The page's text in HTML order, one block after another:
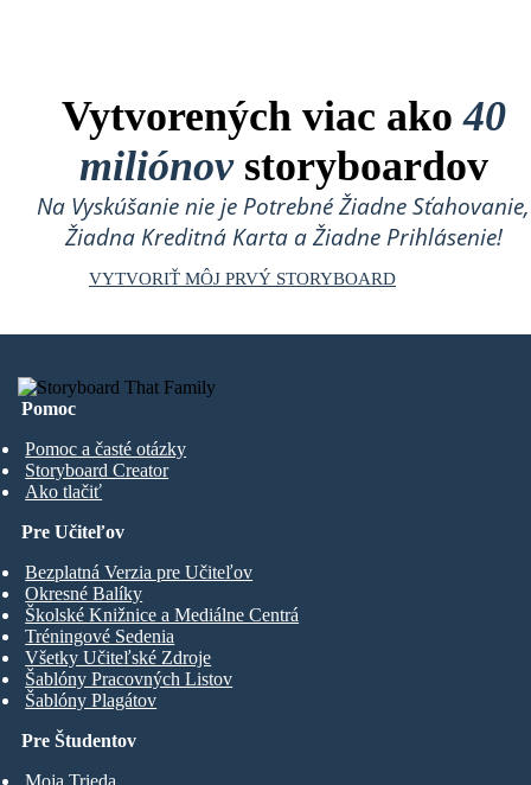
Vytvorených viac ako40
miliónovstoryboardov
Na Vyskúšanie nie je Potrebné Žiadne Sťahovanie,
Žiadna Kreditná Karta a Žiadne Prihlásenie!
VYTVORIŤ MÔJ PRVÝ STORYBOARD
Pomoc
Pomoc a časté otázky
Storyboard Creator
Ako tlačiť
Pre Študentov
Moja Trieda
Pre Učiteľov
Bezplatná Verzia pre Učiteľov
Okresné Balíky
Školské Knižnice a Mediálne Centrá
Tréningové Sedenia
Všetky Učiteľské Zdroje
Šablóny Pracovných Listov
Šablóny Plagátov